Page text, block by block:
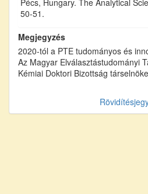
50-51.
Megjegyzés
2020-tól a PTE tudományos és
Az Magyar Elválasztástudományi
Kémiai Doktori Bizottság